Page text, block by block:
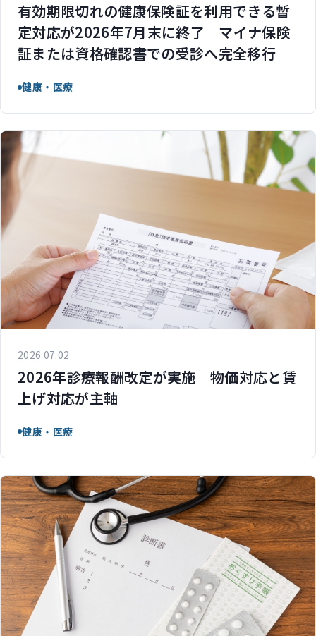
有効期限切れの健康保険証を利用できる暫
定対応が2026年7月末に終了 マイナ保険
証または資格確認書での受診へ完全移行
健康・医療
2026.07.02
2026年診療報酬改定が実施 物価対応と賃
上げ対応が主軸
健康・医療